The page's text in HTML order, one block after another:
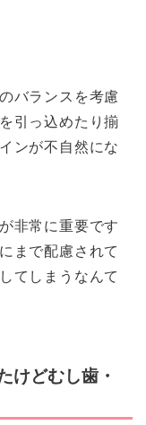
バランスを考慮
引っ込めたり揃
ンが不自然にな
非常に重要です
まで配慮されて
てしまうなんて
けどむし歯・